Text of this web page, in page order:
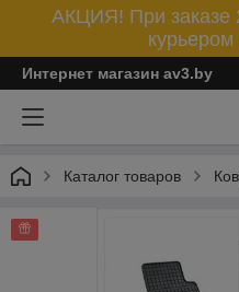
АКЦИЯ! При заказе
Интернет магазин av3.by
Каталог товаров